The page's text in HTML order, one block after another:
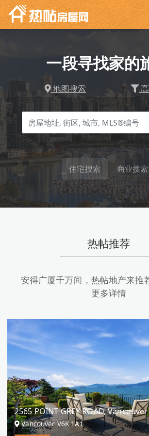
一段寻找家的
地图搜索
住宅搜索 商业搜索
热帖推荐
安得广厦千万间，热帖地产来推
更多详情
2565 POINT GREY ROAD,
Vancouver V6K 1A1